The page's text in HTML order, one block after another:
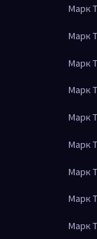
Марк
Марк
Марк
Марк
Марк
Марк
Марк
Марк
Марк